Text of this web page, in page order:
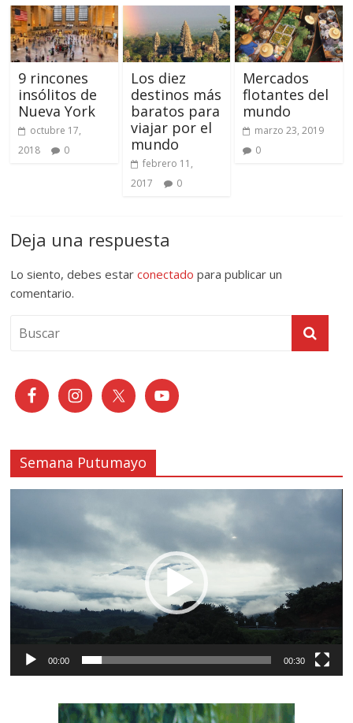
9 rincones
insólitos de
Nueva York
octubre 17,
2018
0
Los diez
destinos más
baratos para
viajar por el
mundo
febrero 11,
2017
0
Mercados
flotantes del
mundo
marzo 23, 2019
0
Deja una respuesta
Lo siento, debes estarconectado para publicar un
comentario.
Semana Putumayo
00:00 00:30